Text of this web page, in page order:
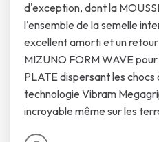
d'exception, dont la
l'ensemble de la semelle
excellent amorti et un
MIZUNO FORM WAVE
PLATE dispersant les
technologie Vibram
incroyable même sur les